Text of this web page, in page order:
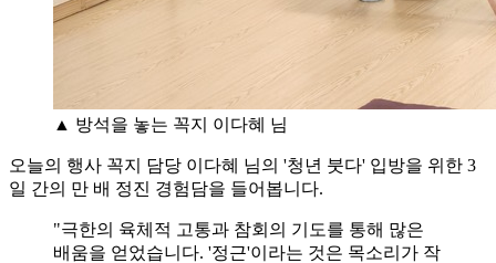
▲ 방석을 놓는 꼭지 이다혜 님
오늘의 행사 꼭지 담당 이다혜 님의 '청년 붓다' 입방을 위한 3
일 간의 만 배 정진 경험담을 들어봅니다.
"극한의 육체적 고통과 참회의 기도를 통해 많은
배움을 얻었습니다. '정근'이라는 것은 목소리가 작